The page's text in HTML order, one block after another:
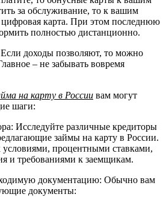
за обслуживание, то к вашим
цифровая карта. При этом последнюю
полностью дистанционно.
доходы позволяют, то можно
– не забывать вовремя
на карту в России вам могут
шаги:
Исследуйте различные кредиторы
займы на карту в России.
условиями, процентными ставками,
и требованиями к заемщикам.
документацию: Обычно вам
документы: